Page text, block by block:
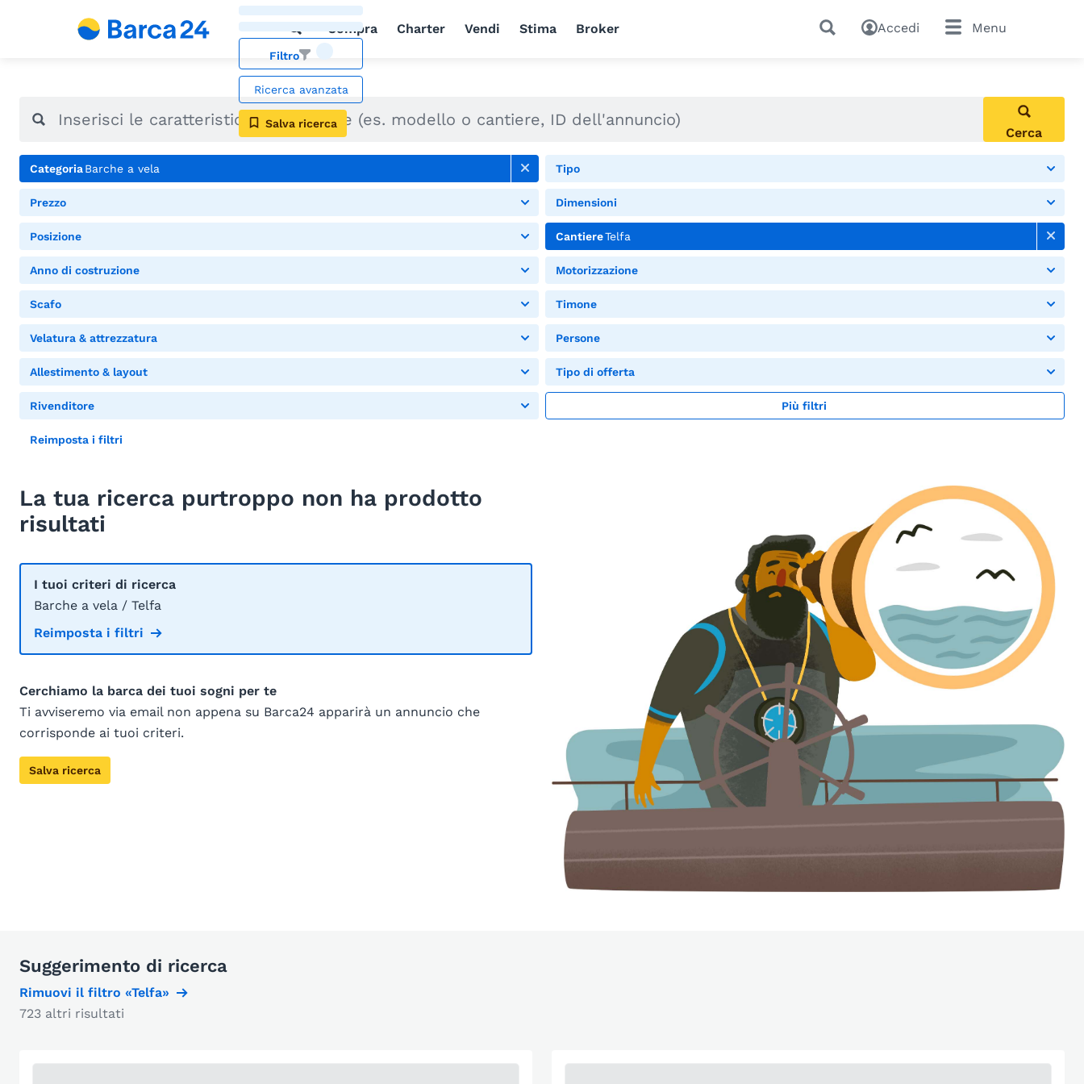
Compra Charter Vendi Stima Broker Accedi Menu
Filtro
Ricerca avanzata
Salva ricerca
Cerca
CategoriaBarche a vela Tipo
Prezzo Dimensioni
Posizione CantiereTelfa
Anno di costruzione Motorizzazione
Scafo Timone
Velatura & attrezzatura Persone
Allestimento & layout Tipo di offerta
Rivenditore Più filtri
Reimposta i filtri
La tua ricerca purtroppo non ha prodotto
risultati
I tuoi criteri di ricerca
Barche a vela / Telfa
Reimposta i filtri
Cerchiamo la barca dei tuoi sogni per te
Ti avviseremo via email non appena su Barca24 apparirà un annuncio che
corrisponde ai tuoi criteri.
Salva ricerca
Suggerimento di ricerca
Rimuovi il filtro «Telfa»
723 altri risultati